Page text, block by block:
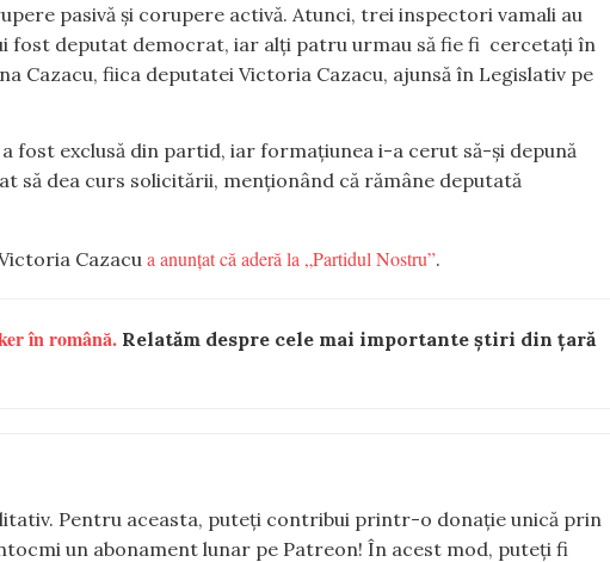
pasivă şi corupere activă. Atunci, trei inspectori vamali au
fost deputat democrat, iar alți patru urmau să fie fi cercetați în
Cazacu, fiica deputatei Victoria Cazacu, ajunsă în Legislativ pe
fost exclusă din partid, iar formațiunea i-a cerut să-și depună
să dea curs solicitării, menționând că rămâne deputată
Cazacu a anunțat că aderă la „Partidul Nostru”.
în română. Relatăm despre cele mai importante știri din țară
Pentru aceasta, puteți contribui printr-o donație unică prin
un abonament lunar pe Patreon! În acest mod, puteți fi